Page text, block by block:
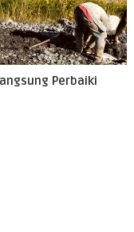
Perbaiki